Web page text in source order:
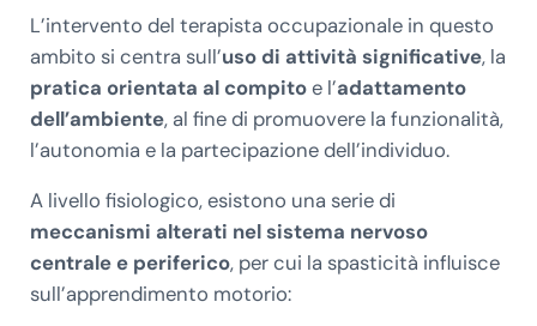
L’intervento del terapista occupazionale in questo
ambito si centra sull’uso di attività significative, la
pratica orientata al compitoe l’adattamento
dell’ambiente, al fine di promuovere la funzionalità,
l’autonomia e la partecipazione dell’individuo.
A livello fisiologico, esistono una serie di
meccanismi alterati nel sistema nervoso
centrale e periferico, per cui la spasticità influisce
sull’apprendimento motorio: